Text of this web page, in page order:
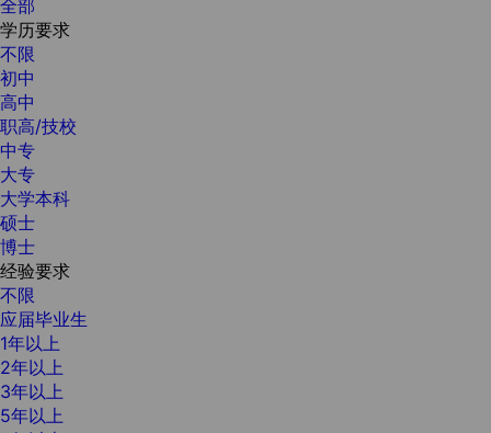
全部
学历要求
不限
初中
高中
职高/技校
中专
大专
大学本科
硕士
博士
经验要求
不限
应届毕业生
1年以上
2年以上
3年以上
5年以上